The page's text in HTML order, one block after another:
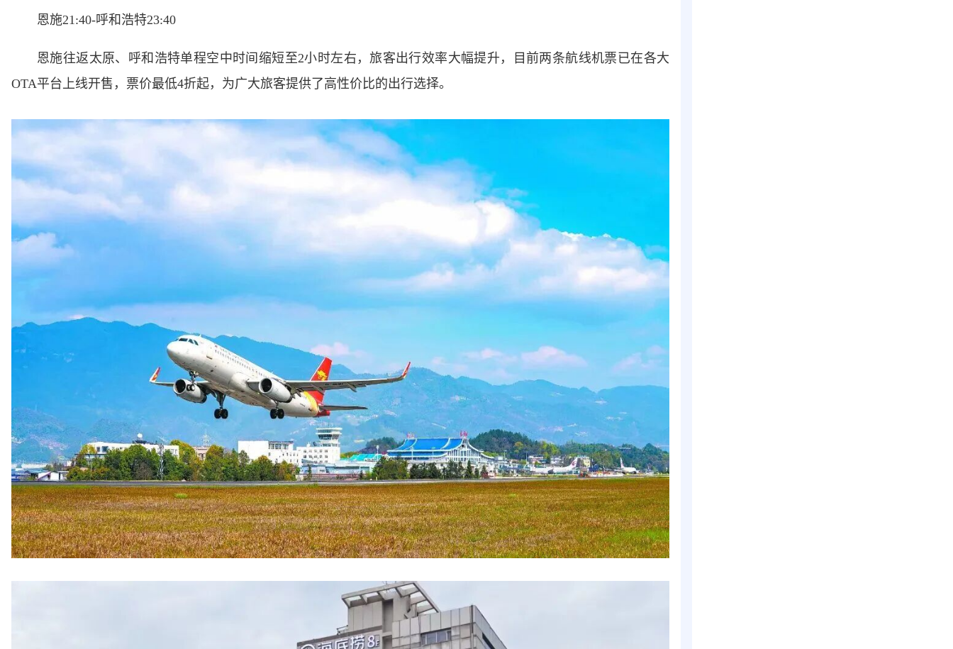
恩施21:40-呼和浩特23:40
恩施往返太原、呼和浩特单程空中时间缩短至2小时左右，旅客出行效率大幅提升，目前两条航线机票已在各大
OTA平台上线开售，票价最低4折起，为广大旅客提供了高性价比的出行选择。